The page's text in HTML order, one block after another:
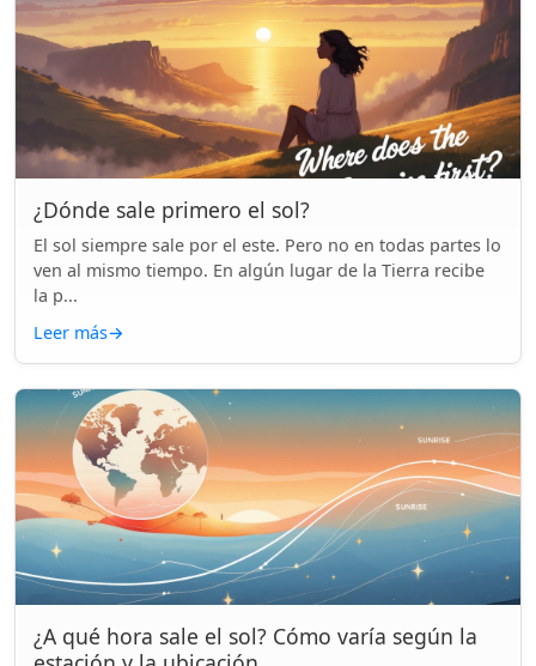
¿Dónde sale primero el sol?
El sol siempre sale por el este. Pero no en todas partes lo
ven al mismo tiempo. En algún lugar de la Tierra recibe
la p...
Leer más→
¿A qué hora sale el sol? Cómo varía según la